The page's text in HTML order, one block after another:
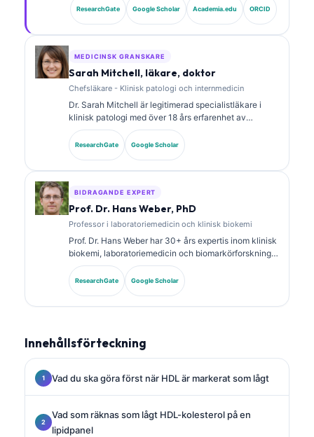
analys. Som Chief Medical Officer på Kantesti AI ger
han klinisk översyn av den medicinska
tolkning av biomarkörer och laboratoriediagnostik
inom laboratoriemedicinska områden.
ResearchGate Google Scholar Academia.edu ORCID
MEDICINSK GRANSKARE
Sarah Mitchell, läkare, doktor
Chefsläkare - Klinisk patologi och internmedicin
Dr. Sarah Mitchell är legitimerad specialistläkare i
klinisk patologi med över 18 års erfarenhet av
laboratoriemedicin och diagnostisk analys. Hon har
specialcertifieringar inom klinisk kemi och har
publicerat omfattande forskning om biomarkörpaneler
ResearchGate Google Scholar
BIDRAGANDE EXPERT
Prof. Dr. Hans Weber, PhD
Professor i laboratoriemedicin och klinisk biokemi
Prof. Dr. Hans Weber har 30+ års expertis inom klinisk
biokemi, laboratoriemedicin och biomarkörforskning.
Tidigare president för German Society for Clinical
Chemistry, och han specialiserar sig på analys av
diagnostiska paneler, standardisering av biomarkörer
ResearchGate Google Scholar
Innehållsförteckning
Vad du ska göra först när HDL är markerat som lågt
Vad som räknas som lågt HDL-kolesterol på en
lipidpanel